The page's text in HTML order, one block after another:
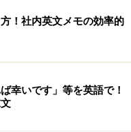
い時代になってきて
ンスを逃さないために
電話対応を準備して
、人に代わるた
！社内英文メモの効率的
幸いです」等を英語で！